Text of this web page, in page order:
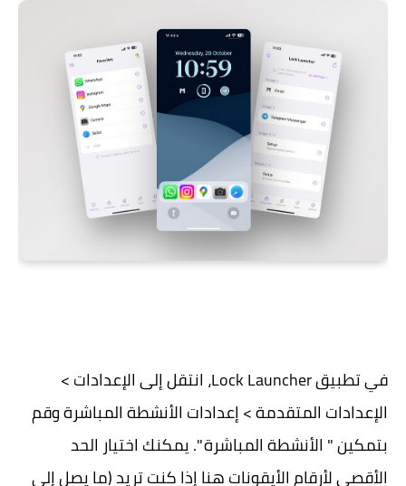
في تطبيق Lock Launcher، انتقل إلى الإعدادات >
الإعدادات المتقدمة > إعدادات الأنشطة المباشرة وقم
بتمكين " الأنشطة المباشرة ". يمكنك اختيار الحد
الأقصى لأرقام الأيقونات هنا إذا كنت تريد (ما يصل إلى